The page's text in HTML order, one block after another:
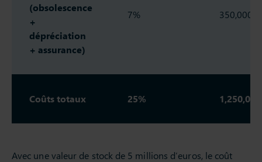
(obsolescence
+
dépréciation
+ assurance)
7% 350,000€
Coûts totaux 25%
Avec une valeur de stock de 5 millions d’euros, le coût